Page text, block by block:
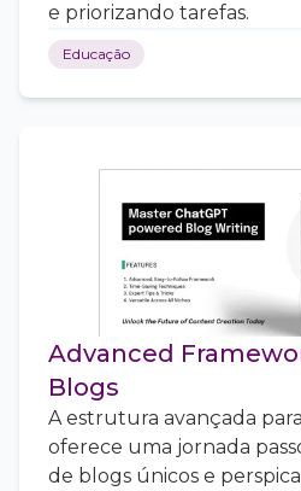
e priorizando tarefas.
Educação
Advanced
Blogs
A estrutura avançada
oferece uma jornada
de blogs únicos e